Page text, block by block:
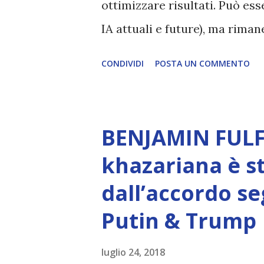
ottimizzare risultati. Può
IA attuali e future), ma
Creatore. È ciò che
non è la scelta più efficiente.
L’intelligenza può simulare
essere Coscienza. Può
CONDIVIDI POSTA UN COMMENTO
BENJAMIN
khazariana è
dall’accordo
Putin & Trump
luglio 24, 2018